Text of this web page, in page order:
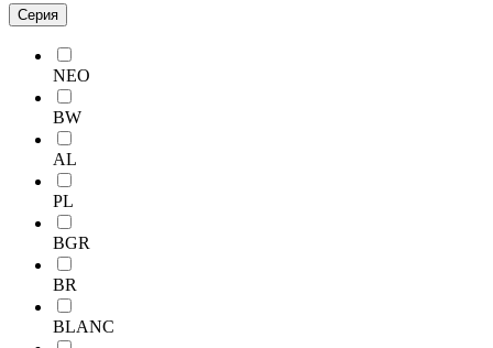
Серия
NEO
BW
AL
PL
BGR
BR
BLANC